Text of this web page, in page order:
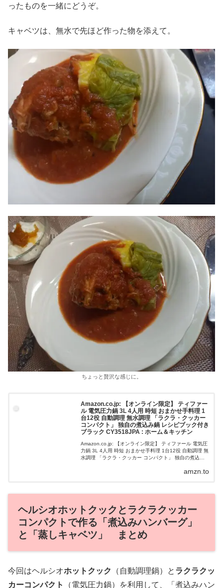
ったものを一緒にどうぞ。
キャベツは、無水で先ほど作った物を添えて。
ちょっと贅沢な感じに。
Amazon.co.jp: 【オンライン限定】 ティファー
ル 電気圧力鍋 3L 4人用 時短 おまかせ手料理 1
台12役 自動調理 無水調理 「ラクラ・クッカー
コンパクト」 独自の煮込み鍋 レシピブック付き
ブラック CY3518JPA : ホーム＆キッチン
Amazon.co.jp: 【オンライン限定】 ティファール 電気圧
力鍋 3L 4人用 時短 おまかせ手料理 1台12役 自動調理 無
水調理 「ラクラ・クッカー コンパクト」 独自の煮込み
amzn.to
ヘルシオホットクックとラクラクッカー
コンパクトで作る「煮込みハンバーグ」
と「蒸しキャベツ」 まとめ
今回はヘルシオホットクック （自動調理鍋）と ラクラクッ
カーコンパクト
（電気圧力鍋）を利用して、「煮込みハン